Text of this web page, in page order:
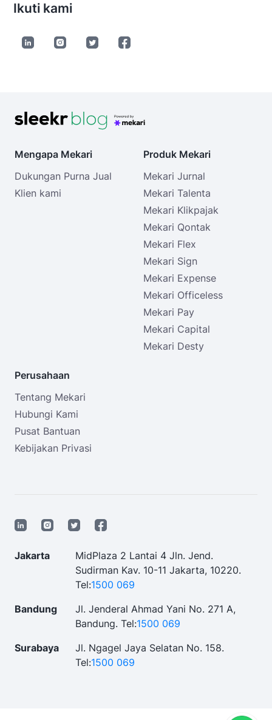
Ikuti kami
Mengapa Mekari
Dukungan Purna Jual
Klien kami
Produk Mekari
Mekari Jurnal
Mekari Talenta
Mekari Klikpajak
Mekari Qontak
Mekari Flex
Mekari Sign
Mekari Expense
Mekari Officeless
Mekari Pay
Mekari Capital
Mekari Desty
Perusahaan
Tentang Mekari
Hubungi Kami
Pusat Bantuan
Kebijakan Privasi
Jakarta
MidPlaza 2 Lantai 4 Jln. Jend.
Sudirman Kav. 10-11 Jakarta, 10220.
Tel:1500 069
Bandung
Jl. Jenderal Ahmad Yani No. 271 A,
Bandung. Tel:1500 069
Surabaya
Jl. Ngagel Jaya Selatan No. 158.
Tel:1500 069